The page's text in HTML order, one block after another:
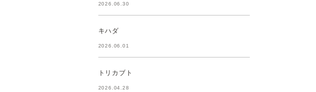
2026.06.30
キハダ
2026.06.01
トリカブト
2026.04.28